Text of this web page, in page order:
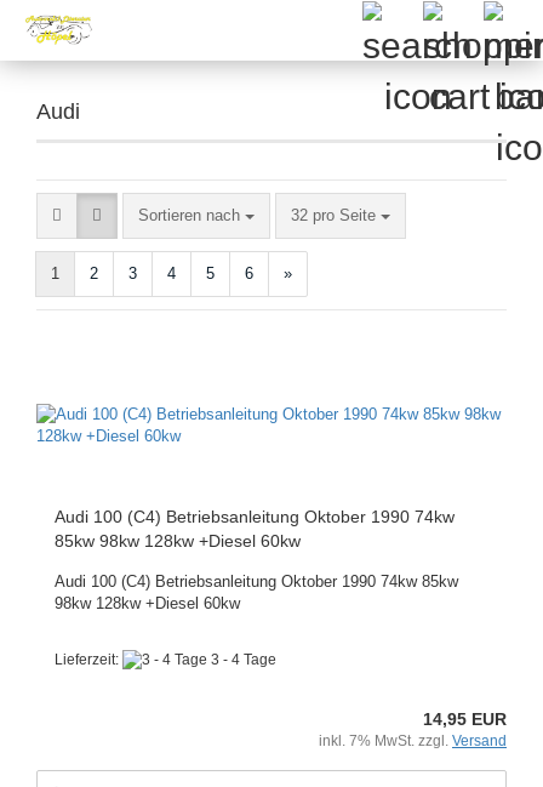
Audi
Sortieren nach
Sortieren nach 32 pro Seite
pro Seite
1 2 3 4 5 6 »
Audi 100 (C4) Betriebsanleitung Oktober 1990 74kw
85kw 98kw 128kw +Diesel 60kw
Audi 100 (C4) Betriebsanleitung Oktober 1990 74kw 85kw
98kw 128kw +Diesel 60kw
Lieferzeit: 3 - 4 Tage
14,95 EUR
inkl. 7% MwSt. zzgl. Versand